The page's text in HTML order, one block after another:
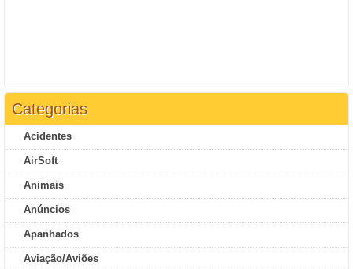
Categorias
Acidentes
AirSoft
Animais
Anúncios
Apanhados
Aviação/Aviões